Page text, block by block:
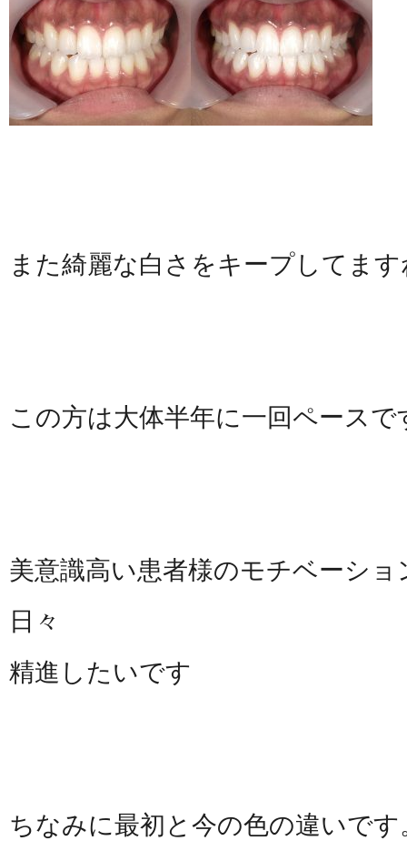
また綺麗な白さをキープしてます
この方は大体半年に一回ペースで
美意識高い患者様のモチベーシ
日々
精進したいです
ちなみに最初と今の色の違いで